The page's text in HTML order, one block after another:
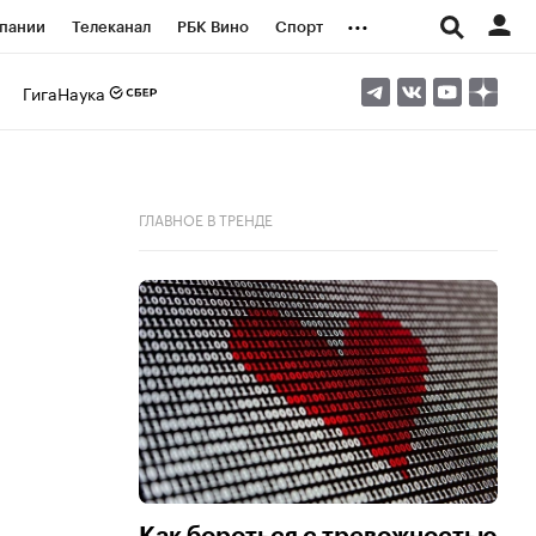
Телеканал РБК Вино Спорт ...
ГигаНаука
ГЛАВНОЕ В ТРЕНДЕ